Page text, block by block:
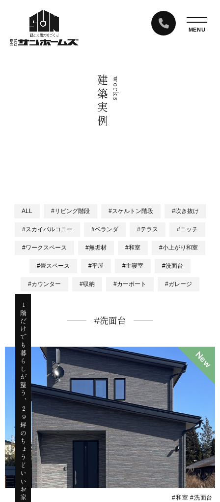
works
建築実例
ALL #リビング階段 #スケルトン階段 #吹き抜け
#スカイバルコニー #ベランダ #テラス #ニッチ
#ワークスペース #無垢材 #和室 #小上がり和室
#畳スペース #平屋 #主寝室 #洗面台
#カウンター #収納 #カーポート #ガレージ
#洗面台
New
1階だけでも暮らしが整う、29坪のちょうどいいお家 #和室 #洗面台